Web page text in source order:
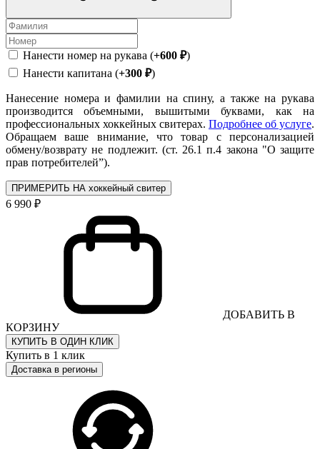
Нанести номер на рукава (+600 ₽)
Нанести капитана (+300 ₽)
Нанесение номера и фамилии на спину, а также на рукава
производится объемными, вышитыми буквами, как на
профессиональных хоккейных свитерах. Подробнее об услуге.
Обращаем ваше внимание, что товар с персонализацией
обмену/возврату не подлежит. (ст. 26.1 п.4 закона "О защите
прав потребителей”).
ПРИМЕРИТЬ НА хоккейный свитер
6 990 ₽
ДОБАВИТЬ В
КОРЗИНУ
КУПИТЬ В ОДИН КЛИК
Купить в 1 клик
Доставка в регионы